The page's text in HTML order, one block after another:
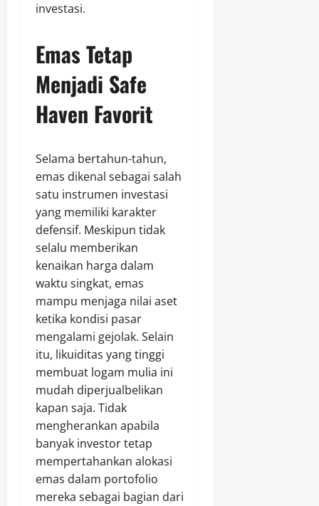
investasi.
Emas Tetap
Menjadi Safe
Haven Favorit
Selama bertahun-tahun,
emas dikenal sebagai salah
satu instrumen investasi
yang memiliki karakter
defensif. Meskipun tidak
selalu memberikan
kenaikan harga dalam
waktu singkat, emas
mampu menjaga nilai aset
ketika kondisi pasar
mengalami gejolak. Selain
itu, likuiditas yang tinggi
membuat logam mulia ini
mudah diperjualbelikan
kapan saja. Tidak
mengherankan apabila
banyak investor tetap
mempertahankan alokasi
emas dalam portofolio
mereka sebagai bagian dari